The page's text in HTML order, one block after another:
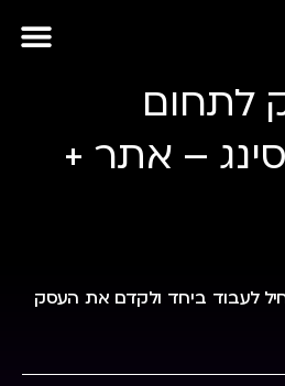
לתחום
– אתר +
לעבוד ביחד ולקדם את העסק